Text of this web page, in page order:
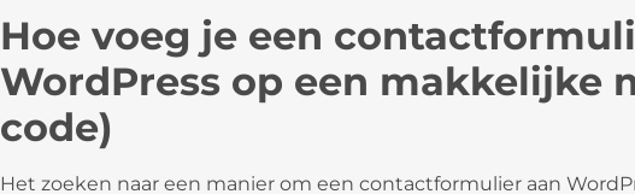
Hoe voeg je een
WordPress op een makkelijke
code)
Het zoeken naar een manier om een contactformulier aan